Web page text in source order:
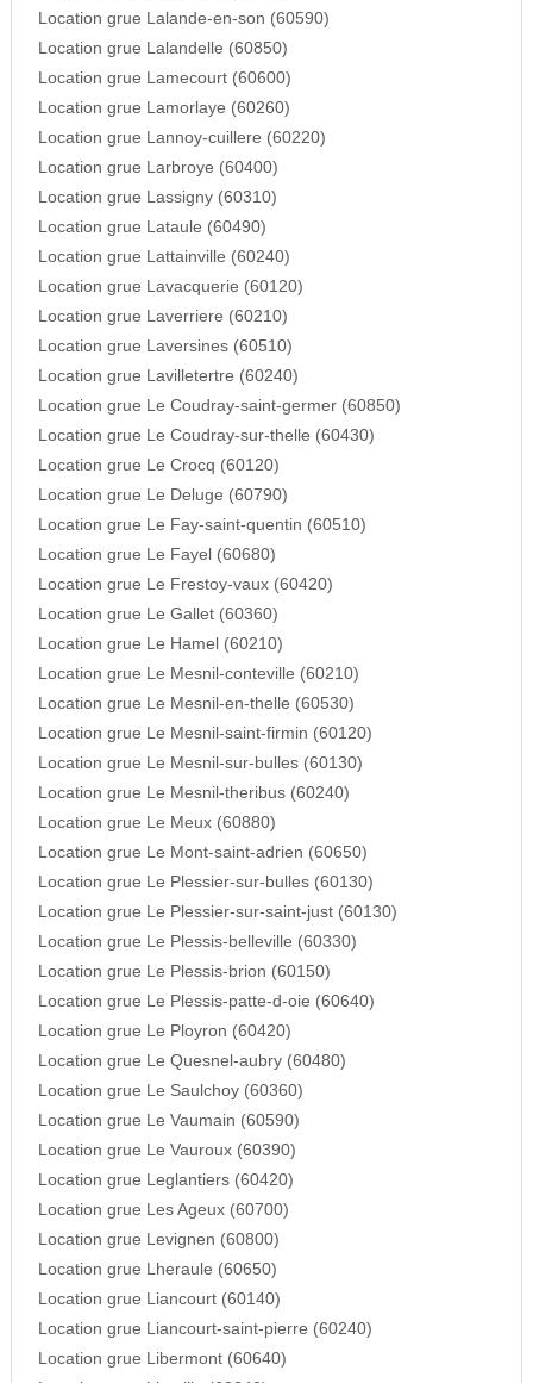
Location grue Lalande-en-son (60590)
Location grue Lalandelle (60850)
Location grue Lamecourt (60600)
Location grue Lamorlaye (60260)
Location grue Lannoy-cuillere (60220)
Location grue Larbroye (60400)
Location grue Lassigny (60310)
Location grue Lataule (60490)
Location grue Lattainville (60240)
Location grue Lavacquerie (60120)
Location grue Laverriere (60210)
Location grue Laversines (60510)
Location grue Lavilletertre (60240)
Location grue Le Coudray-saint-germer (60850)
Location grue Le Coudray-sur-thelle (60430)
Location grue Le Crocq (60120)
Location grue Le Deluge (60790)
Location grue Le Fay-saint-quentin (60510)
Location grue Le Fayel (60680)
Location grue Le Frestoy-vaux (60420)
Location grue Le Gallet (60360)
Location grue Le Hamel (60210)
Location grue Le Mesnil-conteville (60210)
Location grue Le Mesnil-en-thelle (60530)
Location grue Le Mesnil-saint-firmin (60120)
Location grue Le Mesnil-sur-bulles (60130)
Location grue Le Mesnil-theribus (60240)
Location grue Le Meux (60880)
Location grue Le Mont-saint-adrien (60650)
Location grue Le Plessier-sur-bulles (60130)
Location grue Le Plessier-sur-saint-just (60130)
Location grue Le Plessis-belleville (60330)
Location grue Le Plessis-brion (60150)
Location grue Le Plessis-patte-d-oie (60640)
Location grue Le Ployron (60420)
Location grue Le Quesnel-aubry (60480)
Location grue Le Saulchoy (60360)
Location grue Le Vaumain (60590)
Location grue Le Vauroux (60390)
Location grue Leglantiers (60420)
Location grue Les Ageux (60700)
Location grue Levignen (60800)
Location grue Lheraule (60650)
Location grue Liancourt (60140)
Location grue Liancourt-saint-pierre (60240)
Location grue Libermont (60640)